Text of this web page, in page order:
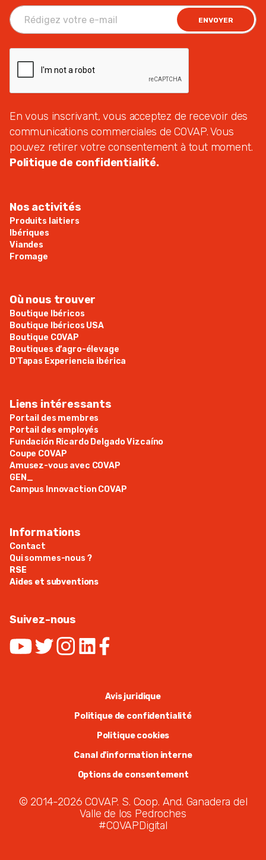
ENVOYER
En vous inscrivant, vous acceptez de recevoir des
communications commerciales de COVAP. Vous
pouvez retirer votre consentement à tout moment.
Politique de confidentialité.
Nos activités
Produits laitiers
Ibériques
Viandes
Fromage
Où nous trouver
Boutique Ibéricos
Boutique Ibéricos USA
Boutique COVAP
Boutiques d’agro-élevage
D'Tapas Experiencia ibérica
Liens intéressants
Portail des membres
Portail des employés
Fundación Ricardo Delgado Vizcaíno
Coupe COVAP
Amusez-vous avec COVAP
GEN_
Campus Innovaction COVAP
Informations
Contact
Qui sommes-nous ?
RSE
Aides et subventions
Suivez-nous
Avis juridique
Politique de confidentialité
Politique cookies
Canal d'information interne
Options de consentement
© 2014-2026 COVAP. S. Coop. And. Ganadera del
Valle de los Pedroches
#COVAPDigital